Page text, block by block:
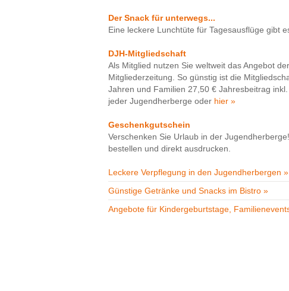
Der Snack für unterwegs...
Eine leckere Lunchtüte für Tagesausflüge gibt
DJH-Mitgliedschaft
Als Mitglied nutzen Sie weltweit das Angebot
Mitgliederzeitung. So günstig ist die
Jahren und Familien 27,50 € Jahresbeitrag
jeder Jugendherberge oder hier »
Geschenkgutschein
Verschenken Sie Urlaub in der
bestellen und direkt ausdrucken.
Leckere Verpflegung in den Jugendherbergen »
Günstige Getränke und Snacks im Bistro »
Angebote für Kindergeburtstage,